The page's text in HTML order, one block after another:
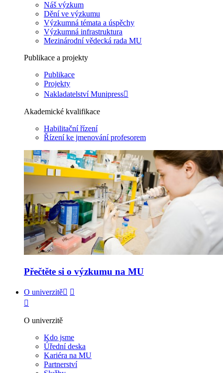
Náš výzkum
Dění ve výzkumu
Výzkumná témata a úspěchy
Výzkumná infrastruktura
Mezinárodní vědecká rada MU
Publikace a projekty
Publikace
Projekty
Nakladatelství Munipress
Akademické kvalifikace
Habilitační řízení
Řízení ke jmenování profesorem
Přečtěte si o výzkumu na MU
O univerzitě
O univerzitě
Kdo jsme
Úřední deska
Kariéra na MU
Partnerství